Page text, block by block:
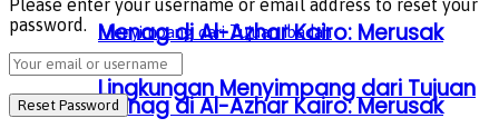
Menag di Al-Azhar Kairo: Merusak
Lingkungan Menyimpang dari Tujuan
Menag di Al-Azhar Kairo: Merusak
Please enter your username or email address to reset your
password.